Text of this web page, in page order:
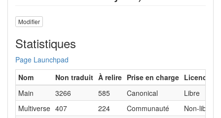
Modifier
Statistiques
Page Launchpad
Nom
Non traduit À relire Prise en charge Licence
Main
3266 585 Canonical
Libre
Multiverse 407 224 Communauté
Non-libre